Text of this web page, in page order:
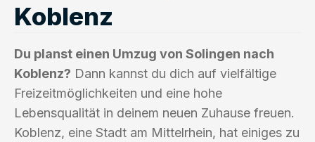
Koblenz
Du planst einen Umzug von Solingen nach
Koblenz? Dann kannst du dich auf vielfältige
Freizeitmöglichkeiten und eine hohe
Lebensqualität in deinem neuen Zuhause freuen.
Koblenz, eine Stadt am Mittelrhein, hat einiges zu